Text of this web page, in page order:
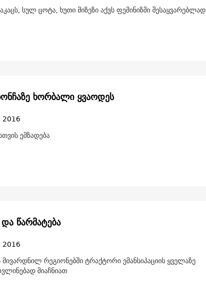
სულ ცოტა, ხუთი მიზეზი აქვს ფემინიზმი შესაყვარებლად
ხორბალი ყვაოდეს
2016
ემზადება
წარმატება
2016
რეგიონებში ტრაქტორი ემანსიპაციის ყველაზე
მიაჩნიათ